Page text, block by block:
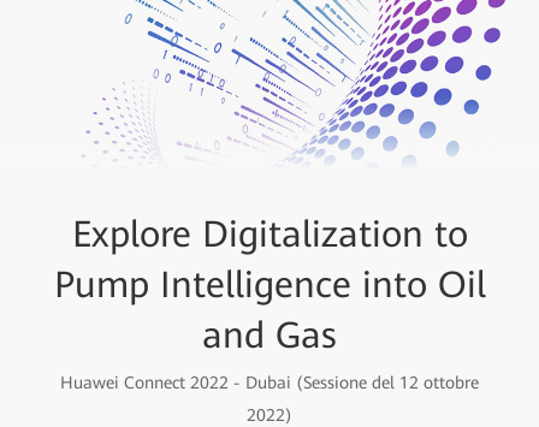
Explore Digitalization to
Pump Intelligence into Oil
and Gas
Huawei Connect 2022 - Dubai (Sessione del 12 ottobre
2022)